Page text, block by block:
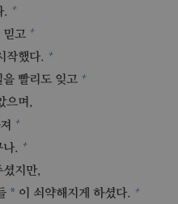
. +
믿고 +
작했다. +
빨리도 잊고 +
으며,
+
나. +
지만,
* 이 쇠약해지게 하셨다. +